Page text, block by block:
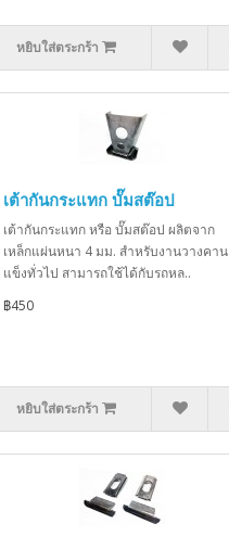
หยิบใส่ตระกร้า
เต้ากันกระแทก บั๊มสต๊อป
เต้ากันกระแทก หรือ บั๊มสต๊อป ผลิตจาก
เหล็กแผ่นหนา 4 มม. สำหรับงานวางคาน
แข็งทั่วไป สามารถใช้ได้กับรถหล..
฿450
หยิบใส่ตระกร้า